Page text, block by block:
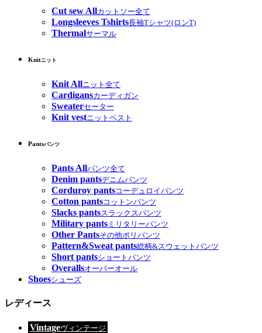
Cut sew Allカットソー全て
Longsleeves Tshirts長袖Tシャツ(ロンT)
Thermalサーマル
Knitニット
Knit Allニット全て
Cardigansカーディガン
Sweaterセーター
Knit vestニットベスト
Pantsパンツ
Pants Allパンツ全て
Denim pantsデニムパンツ
Corduroy pantsコーデュロイパンツ
Cotton pantsコットンパンツ
Slacks pantsスラックスパンツ
Military pants ミリタリーパンツ
Other Pantsその他ポリパンツ
Pattern&Sweat pants総柄&スウェットパンツ
Short pantsショートパンツ
Overallsオーバーオール
Shoesシューズ
レディース
Vintageヴィンテージ